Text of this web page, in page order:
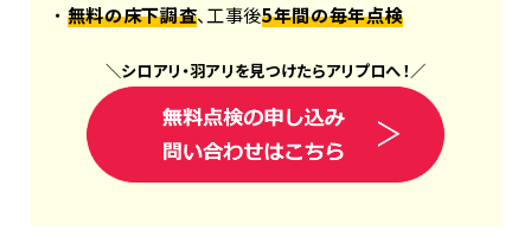
・ 無料の床下調査、工事後5年間の毎年点検
＼シロアリ ・羽アリを見つけたらアリプロへ！／